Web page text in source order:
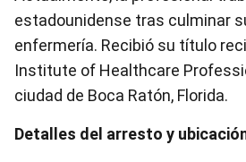
estadounidense tras culminar
enfermería. Recibió su título
Institute of Healthcare
ciudad de Boca Ratón, Florida.
Detalles del arresto y